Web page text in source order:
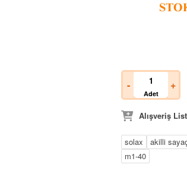
-
Adet
+
Alışveriş
solax akilli
m1-40